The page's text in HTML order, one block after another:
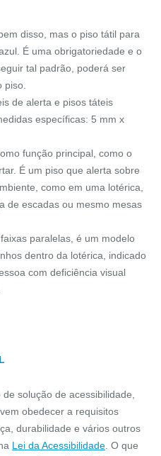
disso, mas o piso tátil para
É uma obrigatoriedade e o
tal padrão, poderá ser
piso.
de alerta e pisos táteis
específicas: 5 mm x
função principal, como o
É um piso que alerta sobre
como em uma lotérica,
de escadas ou mesmo mesas
paralelas, é um modelo
dentro da lotérica, indicado
com deficiência visual
solução de acessibilidade,
obedecer a requisitos
durabilidade e vários outros
Lei da Acessibilidade . O que